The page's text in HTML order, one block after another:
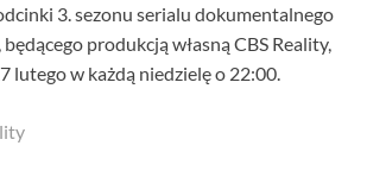
3. sezonu serialu dokumentalnego
będącego produkcją własną CBS Reality,
lutego w każdą niedzielę o 22:00.